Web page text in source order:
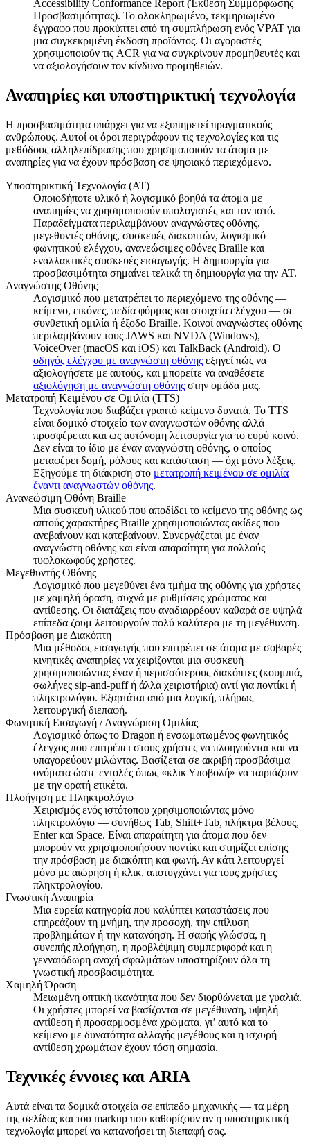
Accessibility Conformance Report (Έκθεση Συμμόρφωσης
Προσβασιμότητας). Το ολοκληρωμένο, τεκμηριωμένο
έγγραφο που προκύπτει από τη συμπλήρωση ενός VPAT για
μια συγκεκριμένη έκδοση προϊόντος. Οι αγοραστές
χρησιμοποιούν τις ACR για να συγκρίνουν προμηθευτές και
να αξιολογήσουν τον κίνδυνο προμηθειών.
Αναπηρίες και υποστηρικτική τεχνολογία
Η προσβασιμότητα υπάρχει για να εξυπηρετεί πραγματικούς
ανθρώπους. Αυτοί οι όροι περιγράφουν τις τεχνολογίες και τις
μεθόδους αλληλεπίδρασης που χρησιμοποιούν τα άτομα με
αναπηρίες για να έχουν πρόσβαση σε ψηφιακό περιεχόμενο.
Υποστηρικτική Τεχνολογία (AT)
Οποιοδήποτε υλικό ή λογισμικό βοηθά τα άτομα με
αναπηρίες να χρησιμοποιούν υπολογιστές και τον ιστό.
Παραδείγματα περιλαμβάνουν αναγνώστες οθόνης,
μεγεθυντές οθόνης, συσκευές διακοπτών, λογισμικό
φωνητικού ελέγχου, ανανεώσιμες οθόνες Braille και
εναλλακτικές συσκευές εισαγωγής. Η δημιουργία για
προσβασιμότητα σημαίνει τελικά τη δημιουργία για την AT.
Αναγνώστης Οθόνης
Λογισμικό που μετατρέπει το περιεχόμενο της οθόνης —
κείμενο, εικόνες, πεδία φόρμας και στοιχεία ελέγχου — σε
συνθετική ομιλία ή έξοδο Braille. Κοινοί αναγνώστες οθόνης
περιλαμβάνουν τους JAWS και NVDA (Windows),
VoiceOver (macOS και iOS) και TalkBack (Android). Ο
οδηγός ελέγχου με αναγνώστη οθόνης εξηγεί πώς να
αξιολογήσετε με αυτούς, και μπορείτε να αναθέσετε
αξιολόγηση με αναγνώστη οθόνης στην ομάδα μας.
Μετατροπή Κειμένου σε Ομιλία (TTS)
Τεχνολογία που διαβάζει γραπτό κείμενο δυνατά. Το TTS
είναι δομικό στοιχείο των αναγνωστών οθόνης αλλά
προσφέρεται και ως αυτόνομη λειτουργία για το ευρύ κοινό.
Δεν είναι το ίδιο με έναν αναγνώστη οθόνης, ο οποίος
μεταφέρει δομή, ρόλους και κατάσταση — όχι μόνο λέξεις.
Εξηγούμε τη διάκριση στο μετατροπή κειμένου σε ομιλία
έναντι αναγνωστών οθόνης.
Ανανεώσιμη Οθόνη Braille
Μια συσκευή υλικού που αποδίδει το κείμενο της οθόνης ως
απτούς χαρακτήρες Braille χρησιμοποιώντας ακίδες που
ανεβαίνουν και κατεβαίνουν. Συνεργάζεται με έναν
αναγνώστη οθόνης και είναι απαραίτητη για πολλούς
τυφλοκωφούς χρήστες.
Μεγεθυντής Οθόνης
Λογισμικό που μεγεθύνει ένα τμήμα της οθόνης για χρήστες
με χαμηλή όραση, συχνά με ρυθμίσεις χρώματος και
αντίθεσης. Οι διατάξεις που αναδιαρρέουν καθαρά σε υψηλά
επίπεδα ζουμ λειτουργούν πολύ καλύτερα με τη μεγέθυνση.
Πρόσβαση με Διακόπτη
Μια μέθοδος εισαγωγής που επιτρέπει σε άτομα με σοβαρές
κινητικές αναπηρίες να χειρίζονται μια συσκευή
χρησιμοποιώντας έναν ή περισσότερους διακόπτες (κουμπιά,
σωλήνες sip-and-puff ή άλλα χειριστήρια) αντί για ποντίκι ή
πληκτρολόγιο. Εξαρτάται από μια λογική, πλήρως
λειτουργική διεπαφή.
Φωνητική Εισαγωγή / Αναγνώριση Ομιλίας
Λογισμικό όπως το Dragon ή ενσωματωμένος φωνητικός
έλεγχος που επιτρέπει στους χρήστες να πλοηγούνται και να
υπαγορεύουν μιλώντας. Βασίζεται σε ακριβή προσβάσιμα
ονόματα ώστε εντολές όπως «κλικ Υποβολή» να ταιριάζουν
με την ορατή ετικέτα.
Πλοήγηση με Πληκτρολόγιο
Χειρισμός ενός ιστότοπου χρησιμοποιώντας μόνο
πληκτρολόγιο — συνήθως Tab, Shift+Tab, πλήκτρα βέλους,
Enter και Space. Είναι απαραίτητη για άτομα που δεν
μπορούν να χρησιμοποιήσουν ποντίκι και στηρίζει επίσης
την πρόσβαση με διακόπτη και φωνή. Αν κάτι λειτουργεί
μόνο με αιώρηση ή κλικ, αποτυγχάνει για τους χρήστες
πληκτρολογίου.
Γνωστική Αναπηρία
Μια ευρεία κατηγορία που καλύπτει καταστάσεις που
επηρεάζουν τη μνήμη, την προσοχή, την επίλυση
προβλημάτων ή την κατανόηση. Η σαφής γλώσσα, η
συνεπής πλοήγηση, η προβλέψιμη συμπεριφορά και η
γενναιόδωρη ανοχή σφαλμάτων υποστηρίζουν όλα τη
γνωστική προσβασιμότητα.
Χαμηλή Όραση
Μειωμένη οπτική ικανότητα που δεν διορθώνεται με γυαλιά.
Οι χρήστες μπορεί να βασίζονται σε μεγέθυνση, υψηλή
αντίθεση ή προσαρμοσμένα χρώματα, γι’ αυτό και το
κείμενο με δυνατότητα αλλαγής μεγέθους και η ισχυρή
αντίθεση χρωμάτων έχουν τόση σημασία.
Τεχνικές έννοιες και ARIA
Αυτά είναι τα δομικά στοιχεία σε επίπεδο μηχανικής — τα μέρη
της σελίδας και του markup που καθορίζουν αν η υποστηρικτική
τεχνολογία μπορεί να κατανοήσει τη διεπαφή σας.